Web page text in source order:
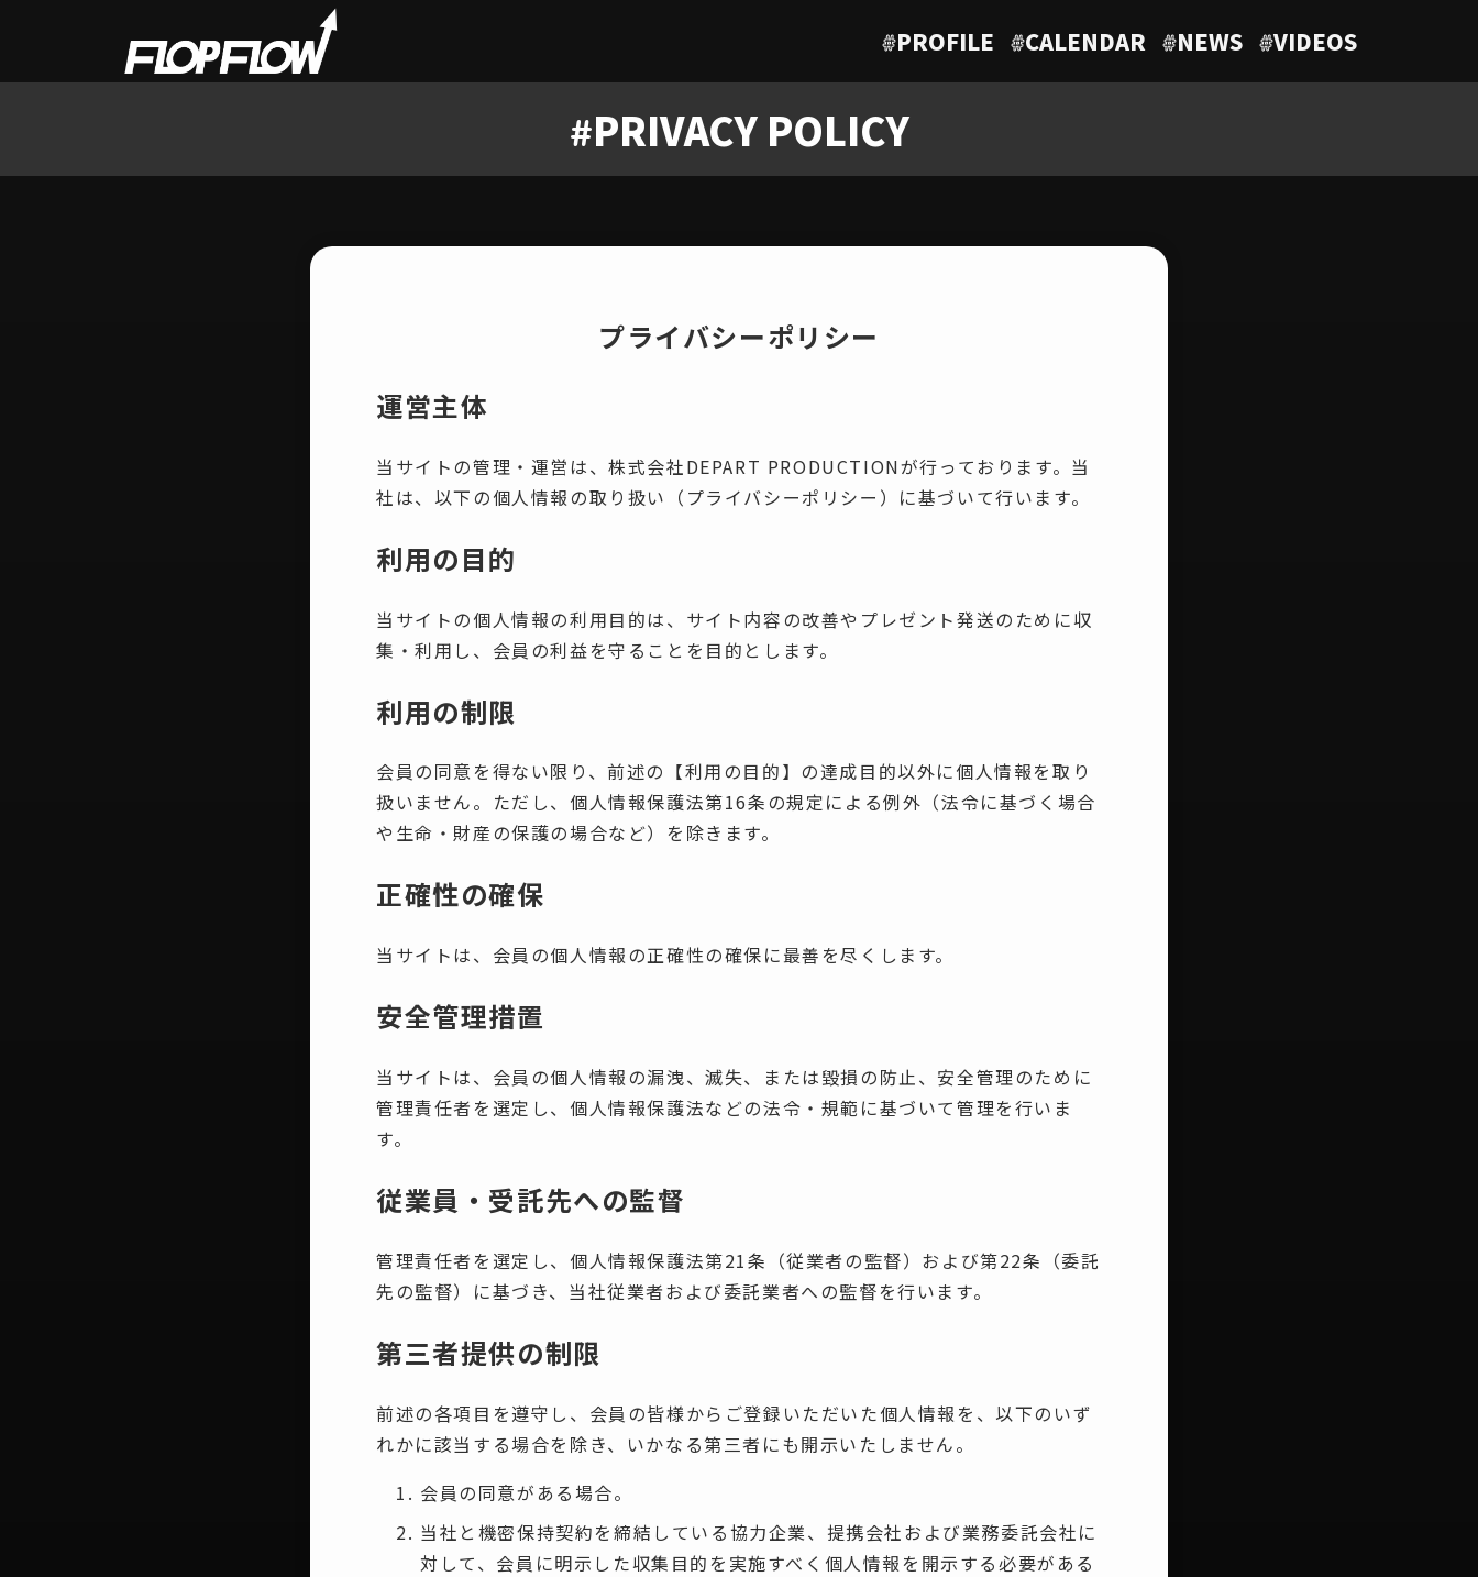
#PROFILE #CALENDAR #NEWS #VIDEOS
#PRIVACY POLICY
プライバシーポリシー
運営主体
当サイトの管理・運営は、株式会社DEPART PRODUCTIONが行っております。当
社は、以下の個人情報の取り扱い（プライバシーポリシー）に基づいて行います。
利用の目的
当サイトの個人情報の利用目的は、サイト内容の改善やプレゼント発送のために収
集・利用し、会員の利益を守ることを目的とします。
利用の制限
会員の同意を得ない限り、前述の【利用の目的】の達成目的以外に個人情報を取り
扱いません。ただし、個人情報保護法第16条の規定による例外（法令に基づく場合
や生命・財産の保護の場合など）を除きます。
正確性の確保
当サイトは、会員の個人情報の正確性の確保に最善を尽くします。
安全管理措置
当サイトは、会員の個人情報の漏洩、滅失、または毀損の防止、安全管理のために
管理責任者を選定し、個人情報保護法などの法令・規範に基づいて管理を行いま
す。
従業員・受託先への監督
管理責任者を選定し、個人情報保護法第21条（従業者の監督）および第22条（委託
先の監督）に基づき、当社従業者および委託業者への監督を行います。
第三者提供の制限
前述の各項目を遵守し、会員の皆様からご登録いただいた個人情報を、以下のいず
れかに該当する場合を除き、いかなる第三者にも開示いたしません。
会員の同意がある場合。
当社と機密保持契約を締結している協力企業、提携会社および業務委託会社に
対して、会員に明示した収集目的を実施すべく個人情報を開示する必要がある